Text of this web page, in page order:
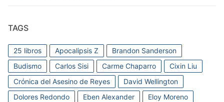
TAGS
25 libros Apocalipsis Z
Brandon Sanderson
Budismo
Carlos Sisi Carme Chaparro
Cixin Liu
Crónica del Asesino de Reyes
David Wellington
Dolores Redondo
Eben Alexander
Eloy Moreno